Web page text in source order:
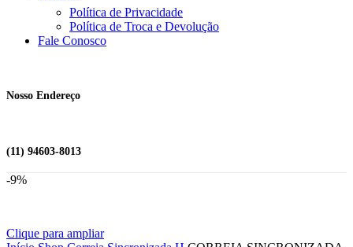
Política de Privacidade
Política de Troca e Devolução
Fale Conosco
Nosso Endereço
(11) 94603-8013
-9%
Clique para ampliar